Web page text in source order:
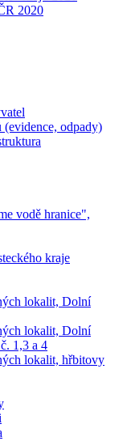
2020
odpady)
vodě hranice",
kraje
lokalit, Dolní
lokalit, Dolní
1,3 a 4
lokalit, hřbitovy